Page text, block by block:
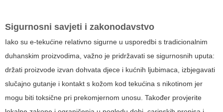
Sigurnosni savjeti i zakonodavstvo
Iako su e-tekućine relativno sigurne u usporedbi s tradicionalnim
duhanskim proizvodima, važno je pridržavati se sigurnosnih uputa:
držati proizvode izvan dohvata djece i kućnih ljubimaca, izbjegavati
slučajno gutanje i kontakt s kožom kod tekućina s nikotinom jer
mogu biti toksične pri prekomjernom unosu. Također provjerite